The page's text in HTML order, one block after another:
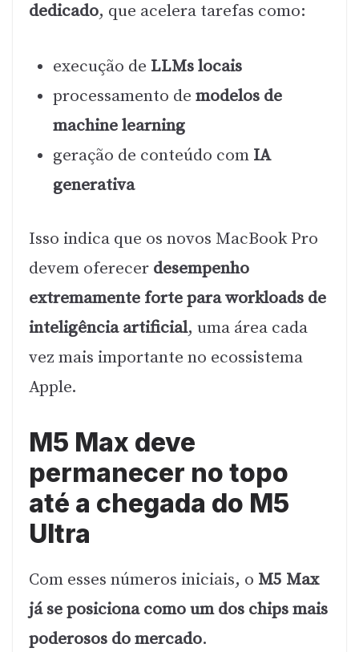
dedicado, que acelera tarefas como:
execução de LLMs locais
processamento de modelos de
machine learning
geração de conteúdo com IA
generativa
Isso indica que os novos MacBook Pro
devem oferecer desempenho
extremamente forte para workloads de
inteligência artificial, uma área cada
vez mais importante no ecossistema
Apple.
M5 Max deve
permanecer no topo
até a chegada do M5
Ultra
Com esses números iniciais, o M5 Max
já se posiciona como um dos chips mais
poderosos do mercado.